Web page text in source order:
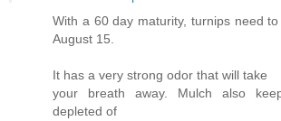
With a 60 day maturity, turnips need
August 15.
It has a very strong odor that will take
your breath away. Mulch also
depleted of